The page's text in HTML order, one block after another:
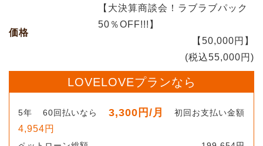
価格
【大決算商談会！ラブラブパック
50％OFF!!!】
【50,000円】
(税込55,000円)
LOVELOVEプランなら
5年 60回払いなら 3,300円 /月 初回お支払い金額
4,954円